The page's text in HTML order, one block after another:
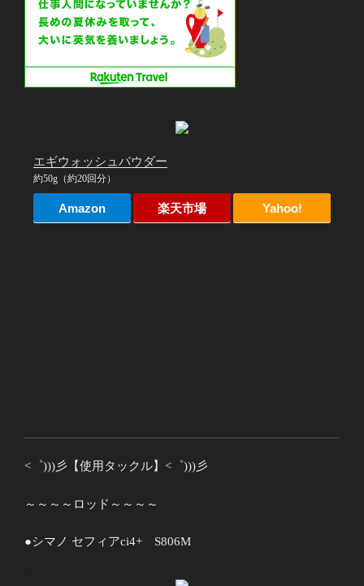
エギウォッシュパウダー
約50g（約20回分）
Amazon 楽天市場 Yahoo!
<゜)))彡【使用タックル】<゜)))彡
～～～～ロッド～～～～
●シマノ セフィアci4+ S806M